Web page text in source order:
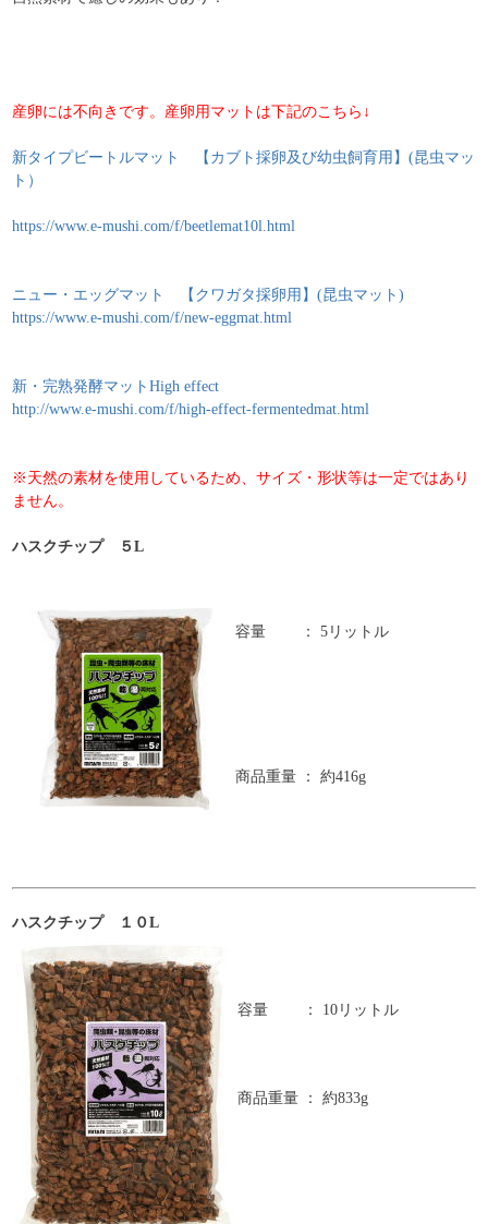
産卵には不向きです。産卵用マットは下記のこちら↓
新タイプビートルマット 【カブト採卵及び幼虫飼育用】(昆虫マッ
ト）
https://www.e-mushi.com/f/beetlemat10l.html
ニュー・エッグマット 【クワガタ採卵用】(昆虫マット)
https://www.e-mushi.com/f/new-eggmat.html
新・完熟発酵マットHigh effect
http://www.e-mushi.com/f/high-effect-fermentedmat.html
※天然の素材を使用しているため、サイズ・形状等は一定ではあり
ません。
ハスクチップ ５L
容量 ： 5リットル
商品重量 ： 約416g
ハスクチップ １０L
容量 ： 10リットル
商品重量 ： 約833g